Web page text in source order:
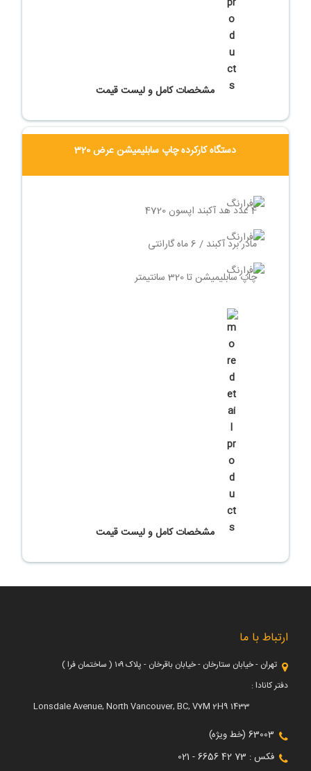
مشخصات کامل و لیست قیمت
دستگاه کارکرده چاپ سابلیمیشن عرض 320
4 عدد هد آکبند اپسون 4720
مادر برد آکبند / 6 ماه گارانتی
چاپ سابلیمیشن تا 320 سانتیمتر
حمل و نصب رایگان در محل خریدار
شرایط پرداخت اقساطی
مشخصات کامل و لیست قیمت
ارتباط با ما
تهران - خیابان ستارخان - خیابان باقرخان - پلاک ۱۰۹ ( ساختمان فرا )
دفتر کانادا :
1433 Lonsdale Avenue, North Vancouver, BC, V7M 2H9
63003 (خط ویژه)
فکس : 73 42 6656 - 021